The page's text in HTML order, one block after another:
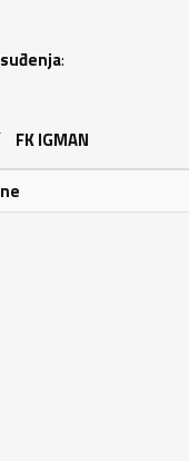
:
FK IGMAN